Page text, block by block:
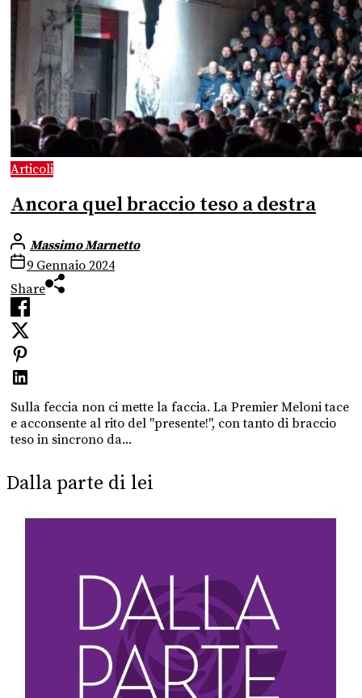
Articoli
Ancora quel braccio teso a destra
Massimo Marnetto
9 Gennaio 2024
Share
Sulla feccia non ci mette la faccia. La Premier Meloni tace
e acconsente al rito del ''presente!'', con tanto di braccio
teso in sincrono da...
Dalla parte di lei